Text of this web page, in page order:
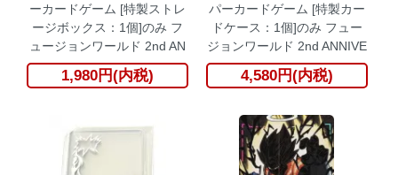
ーカードゲーム [特製ストレ
ージボックス：1個]のみ フ
ュージョンワールド 2nd AN
NIVERSARY SET
1,980円(内税)
パーカードゲーム [特製カー
ドケース：1個]のみ フュー
ジョンワールド 2nd ANNIVE
RSARY SET
4,580円(内税)